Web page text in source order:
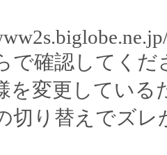
で確認してくだ
を変更してい
切り替えでズ